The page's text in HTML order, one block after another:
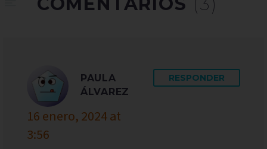
PAULA
ÁLVAREZ
16 enero, 2024 at
3:56
RESPONDER